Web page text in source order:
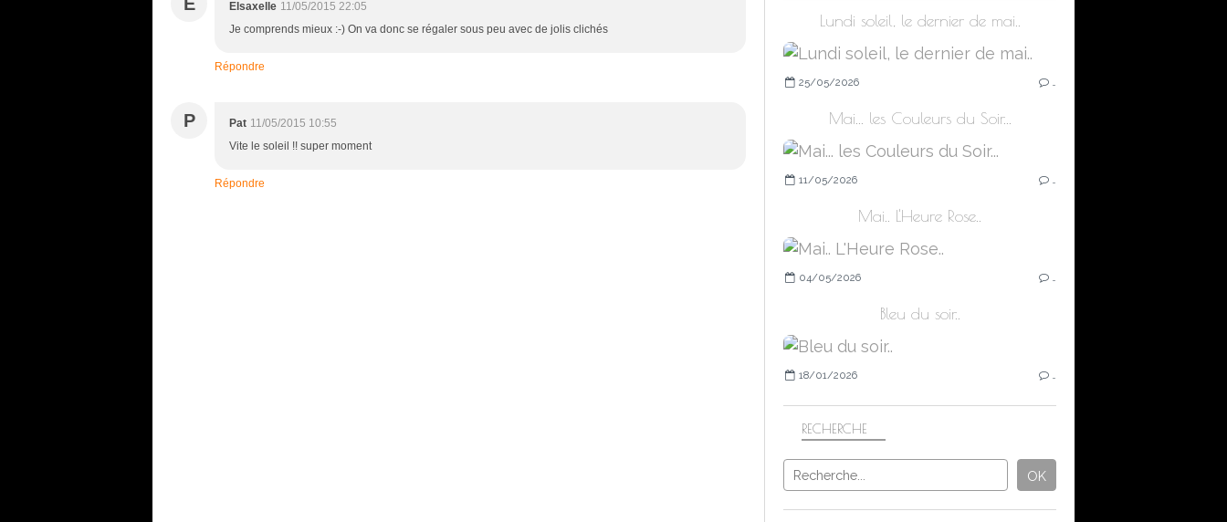
Elsaxelle 11/05/2015 22:05
Je comprends mieux :-) On va donc se régaler sous peu avec de jolis clichés
Répondre
P Pat 11/05/2015 10:55
Vite le soleil !! super moment
Répondre
RECHERCHE
Lundi soleil, le dernier de mai..
25/05/2026
Mai... les Couleurs du Soir...
11/05/2026
Mai.. L'Heure Rose..
04/05/2026
Bleu du soir..
18/01/2026